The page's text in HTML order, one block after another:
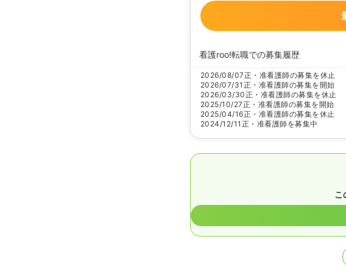
看護roo!転職での募集履歴
2026/08/07正・准看護師の募集を休止
2026/07/31 正・准看護師の募集を開始
2026/03/30正・准看護師の募集を休止
2025/10/27正・准看護師の募集を開始
2025/04/16正・准看護師の募集を休止
2024/12/11 正・准看護師を募集中
こ